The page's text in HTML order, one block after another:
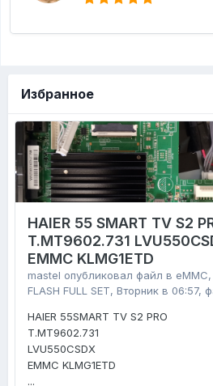
Избранное
HAIER 55 SMART TV S2
T.MT9602.731
EMMC KLMG1ETD
mastel опубликовал файл в eMMC,
FLASH FULL SET, Вторник в 06:57,
HAIER 55SMART TV S2 PRO
T.MT9602.731
LVU550CSDX
EMMC KLMG1ETD
...